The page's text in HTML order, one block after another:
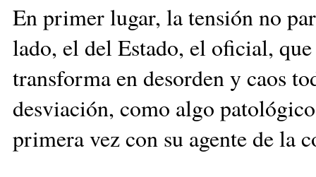
En primer lugar, la tensión no
lado, el del Estado, el oficial,
transforma en desorden y caos
desviación, como algo
primera vez con su agente de la